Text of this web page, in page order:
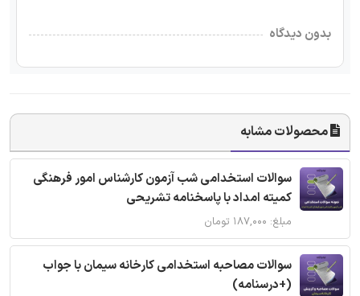
بدون دیدگاه
محصولات مشابه
سوالات استخدامی شب آزمون کارشناس امور فرهنگی
کمیته امداد با پاسخنامه تشریحی
مبلغ: ۱۸۷,۰۰۰ تومان
سوالات مصاحبه استخدامی کارخانه سیمان با جواب
(+درسنامه)